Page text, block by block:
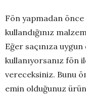
Fön yapmadan önce
kullandığınız
Eğer saçınıza
kullanıyorsanız fön
vereceksiniz. Bunu
emin olduğunuz